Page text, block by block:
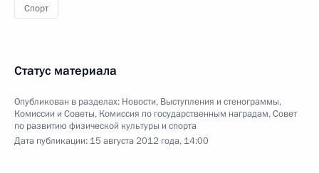
Спорт
Статус материала
Опубликован в разделах: Новости, Выступления и стенограммы,
Комиссии и Советы, Комиссия по государственным наградам,Совет
по развитию физической культуры и спорта
Дата публикации: 15 августа 2012 года, 14:00